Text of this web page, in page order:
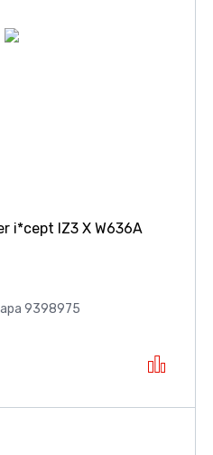
i*cept IZ3 X W636A
9398975